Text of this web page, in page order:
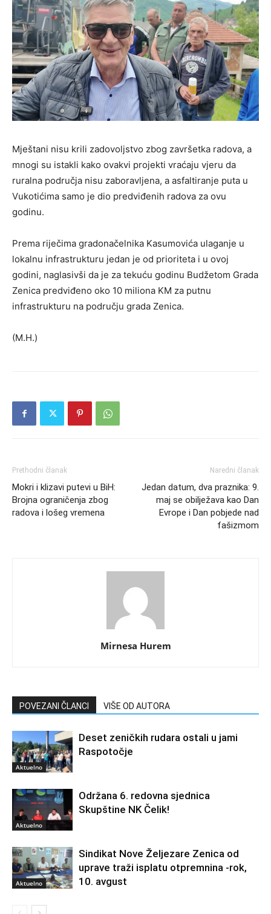
Mještani nisu krili zadovoljstvo zbog završetka radova, a
mnogi su istakli kako ovakvi projekti vraćaju vjeru da
ruralna područja nisu zaboravljena, a asfaltiranje puta u
Vukotićima samo je dio predviđenih radova za ovu
godinu.
Prema riječima gradonačelnika Kasumovića ulaganje u
lokalnu infrastrukturu jedan je od prioriteta i u ovoj
godini, naglasivši da je za tekuću godinu Budžetom Grada
Zenica predviđeno oko 10 miliona KM za putnu
infrastrukturu na području grada Zenica.
(M.H.)
Prethodni članak
Mokri i klizavi putevi u BiH:
Brojna ograničenja zbog
radova i lošeg vremena
Naredni članak
Jedan datum, dva praznika: 9.
maj se obilježava kao Dan
Evrope i Dan pobjede nad
fašizmom
Mirnesa Hurem
POVEZANI ČLANCI VIŠE OD AUTORA
Aktuelno
Deset zeničkih rudara ostali u jami
Raspotočje
Aktuelno
Održana 6. redovna sjednica
Skupštine NK Čelik!
Aktuelno
Sindikat Nove Željezare Zenica od
uprave traži isplatu otpremnina -rok,
10. avgust